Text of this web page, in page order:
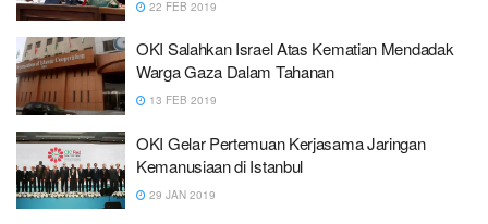
22 FEB 2019
OKI Salahkan Israel Atas Kematian Mendadak
Warga Gaza Dalam Tahanan
13 FEB 2019
OKI Gelar Pertemuan Kerjasama Jaringan
Kemanusiaan di Istanbul
29 JAN 2019